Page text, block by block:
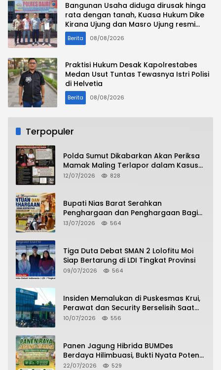
Bangunan Usaha diduga dirusak hinga
rata dengan tanah, Kuasa Hukum Dike
Kirana Ujung dan Masro Ujung resmi
tempuh jalur hukum
Berita 08/08/2026
Praktisi Hukum Desak Kapolrestabes
Medan Usut Tuntas Tewasnya Istri Polisi
di Helvetia
Berita 08/08/2026
Terpopuler
Polda Sumut Dikabarkan Akan Periksa
Mamak Maling Terlapor dalam Kasus
Dugaan Penipuan Bermodus Surat
12/07/2026 828
Bupati Nias Barat Serahkan
Penghargaan dan Penghargaan Bagi
Siswa Berprestasi Pada Pembukaan TA
13/07/2026 564
Tiga Duta Debat SMAN 2 Lolofitu Moi
Siap Bertarung di LDI Tingkat Provinsi
09/07/2026 564
Insiden Memalukan di Puskesmas Krui,
Perawat dan Security Berselisih Saat
Pelayanan Pasien Berlangsung
10/07/2026 556
Panen Jagung Hibrida BUMDes
Berdaya Hilimbuasi, Bukti Nyata Potensi
Pertanian Desa
22/07/2026 529